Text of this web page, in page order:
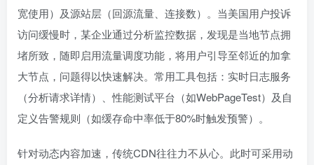
宽使用）及源站层（回源流量、连接数）。当美国用户投诉
访问缓慢时，某企业通过分析监控数据，发现是当地节点拥
堵所致，随即启用流量调度功能，将用户引导至邻近的加拿
大节点，问题得以快速解决。常用工具包括：实时日志服务
（分析请求详情）、性能测试平台（如WebPageTest）及自
定义告警规则（如缓存命中率低于80%时触发预警）。
针对动态内容加速，传统CDN往往力不从心。此时可采用动